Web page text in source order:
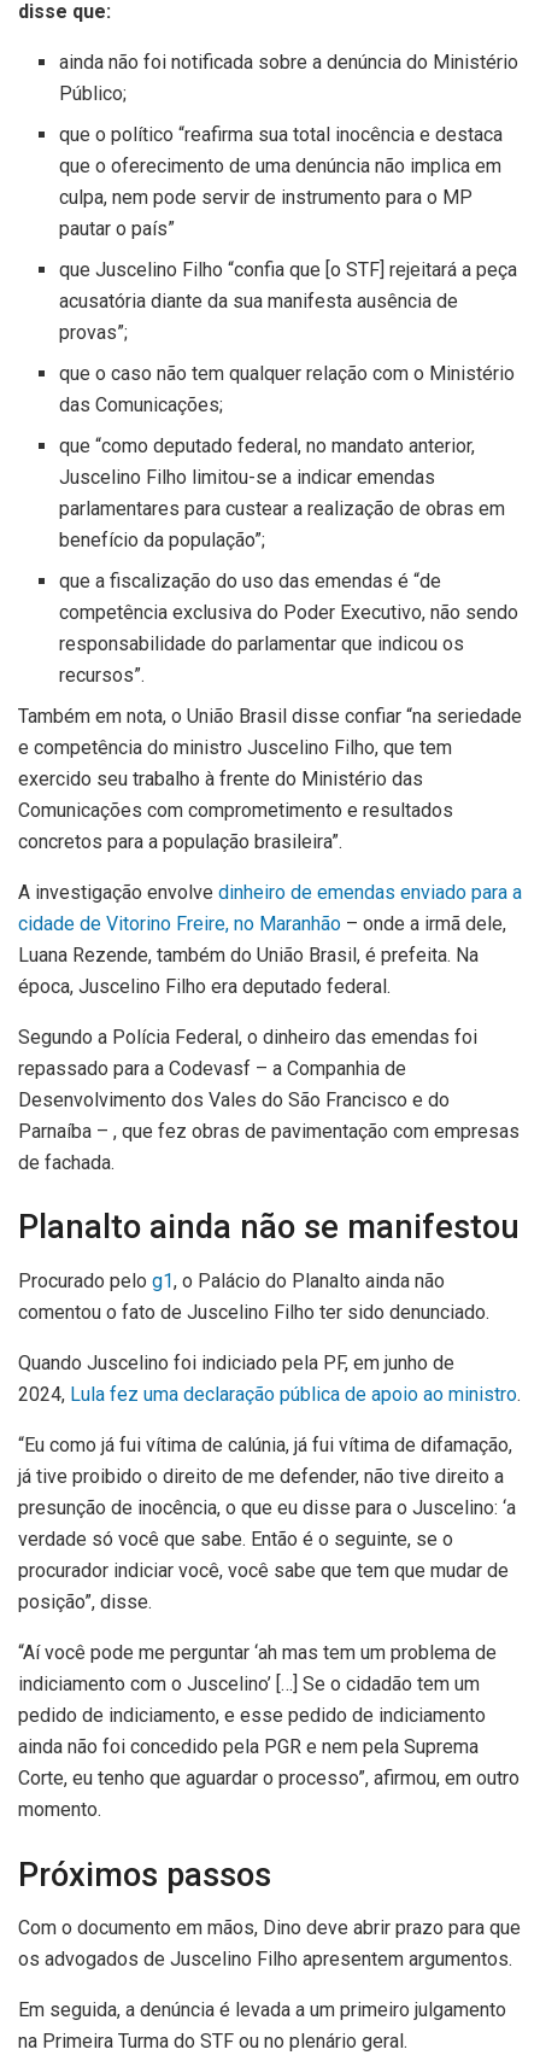
disse que:
ainda não foi notificada sobre a denúncia do Ministério
Público;
que o político “reafirma sua total inocência e destaca
que o oferecimento de uma denúncia não implica em
culpa, nem pode servir de instrumento para o MP
pautar o país”
que Juscelino Filho “confia que [o STF] rejeitará a peça
acusatória diante da sua manifesta ausência de
provas”;
que o caso não tem qualquer relação com o Ministério
das Comunicações;
que “como deputado federal, no mandato anterior,
Juscelino Filho limitou-se a indicar emendas
parlamentares para custear a realização de obras em
benefício da população”;
que a fiscalização do uso das emendas é “de
competência exclusiva do Poder Executivo, não sendo
responsabilidade do parlamentar que indicou os
recursos”.
Também em nota, o União Brasil disse confiar “na seriedade
e competência do ministro Juscelino Filho, que tem
exercido seu trabalho à frente do Ministério das
Comunicações com comprometimento e resultados
concretos para a população brasileira”.
A investigação envolve dinheiro de emendas enviado para a
cidade de Vitorino Freire, no Maranhão – onde a irmã dele,
Luana Rezende, também do União Brasil, é prefeita. Na
época, Juscelino Filho era deputado federal.
Segundo a Polícia Federal, o dinheiro das emendas foi
repassado para a Codevasf – a Companhia de
Desenvolvimento dos Vales do São Francisco e do
Parnaíba – , que fez obras de pavimentação com empresas
de fachada.
Planalto ainda não se manifestou
Procurado pelo g1, o Palácio do Planalto ainda não
comentou o fato de Juscelino Filho ter sido denunciado.
Quando Juscelino foi indiciado pela PF, em junho de
2024, Lula fez uma declaração pública de apoio ao ministro.
“Eu como já fui vítima de calúnia, já fui vítima de difamação,
já tive proibido o direito de me defender, não tive direito a
presunção de inocência, o que eu disse para o Juscelino: ‘a
verdade só você que sabe. Então é o seguinte, se o
procurador indiciar você, você sabe que tem que mudar de
posição”, disse.
“Aí você pode me perguntar ‘ah mas tem um problema de
indiciamento com o Juscelino’ […] Se o cidadão tem um
pedido de indiciamento, e esse pedido de indiciamento
ainda não foi concedido pela PGR e nem pela Suprema
Corte, eu tenho que aguardar o processo”, afirmou, em outro
momento.
Próximos passos
Com o documento em mãos, Dino deve abrir prazo para que
os advogados de Juscelino Filho apresentem argumentos.
Em seguida, a denúncia é levada a um primeiro julgamento
na Primeira Turma do STF ou no plenário geral.